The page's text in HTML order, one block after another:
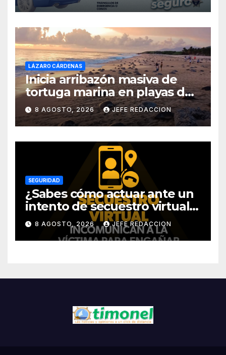
LÁZARO CÁRDENAS
Inicia arribazón masiva de
tortuga marina en playas de
Michoacán
8 AGOSTO, 2026 JEFE REDACCION
SEGURIDAD
¿Sabes cómo actuar ante un
intento de secuestro virtual?
La SSP te guía para evitarlo
8 AGOSTO, 2026 JEFE REDACCION